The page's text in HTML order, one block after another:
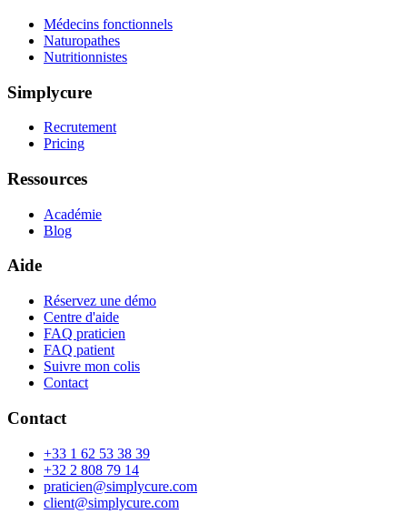
Médecins fonctionnels
Naturopathes
Nutritionnistes
Simplycure
Recrutement
Pricing
Ressources
Académie
Blog
Aide
Réservez une démo
Centre d'aide
FAQ praticien
FAQ patient
Suivre mon colis
Contact
Contact
+33 1 62 53 38 39
+32 2 808 79 14
praticien@simplycure.com
client@simplycure.com